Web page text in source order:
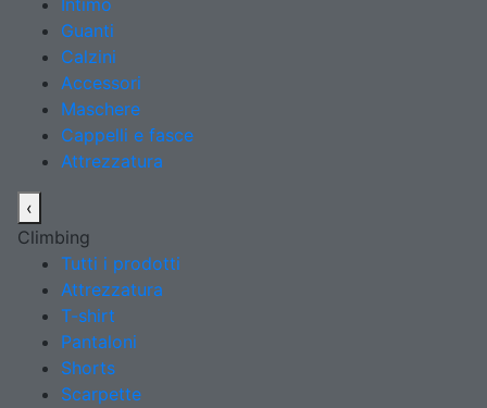
Intimo
Guanti
Calzini
Accessori
Maschere
Cappelli e fasce
Attrezzatura
‹
Climbing
Tutti i prodotti
Attrezzatura
T-shirt
Pantaloni
Shorts
Scarpette